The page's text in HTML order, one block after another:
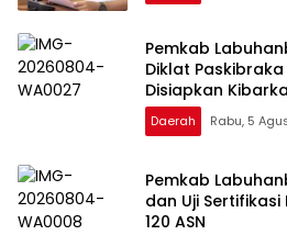
Pemkab
Diklat
Disiapkan
Daerah Rabu, 5
Pemkab
dan Uji
120 ASN